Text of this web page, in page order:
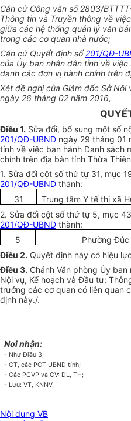
Căn cứ Công văn số 2803/
Thông tin và Truyền thông về
giữa các hệ thống quản lý văn
trong các cơ quan nhà nước;
Căn cứ Quyết định số201/QĐ-
của Ủy ban nhân dân tỉnh về
danh các đơn vị hành chính trên
Xét đề nghị của Giám đốc Sở Nội
ngày 26 tháng 02 năm 2016,
Điều 1. Sửa đổi, bổ sung một số
201/QĐ-UBND ngày 29 tháng 01
tỉnh về việc ban hành Danh sách
chính trên địa bàn tỉnh Thừa
1. Sửa đổi cột số thứ tự 31, mục
201/QĐ-UBND thành:
31
Trung tâm Y tế thị xã
2. Sửa đổi cột số thứ tự 5, mục
201/QĐ-UBND thành:
5
Phường Đúc
Điều 2. Quyết định này có hiệu
Điều 3. Chánh Văn phòng Ủy
Nội vụ, Kế hoạch và Đầu tư;
trưởng các cơ quan có liên quan
định này./.
Nơi nhận:
- Như Điều 3;
- CT, các PCT UBND tỉnh;
- Các PCVP và CV: DL, TH;
- Lưu: VT, KNNV.
Nội dung VB